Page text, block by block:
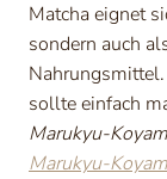
Matcha eignet
sondern auch
sollte einfach
Marukyu-
Marukyu-